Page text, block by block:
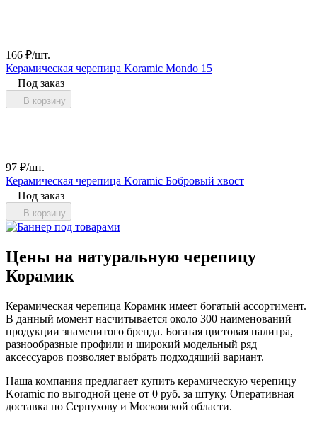
166 ₽/шт.
Керамическая черепица Koramic Mondo 15
Под заказ
В корзину
97 ₽/шт.
Керамическая черепица Koramic Бобровый хвост
Под заказ
В корзину
Цены на натуральную черепицу
Корамик
Керамическая черепица Корамик имеет богатый ассортимент.
В данный момент насчитывается около 300 наименований
продукции знаменитого бренда. Богатая цветовая палитра,
разнообразные профили и широкий модельный ряд
аксессуаров позволяет выбрать подходящий вариант.
Наша компания предлагает купить керамическую черепицу
Koramic по выгодной цене от 0 руб. за штуку. Оперативная
доставка по Серпухову и Московской области.